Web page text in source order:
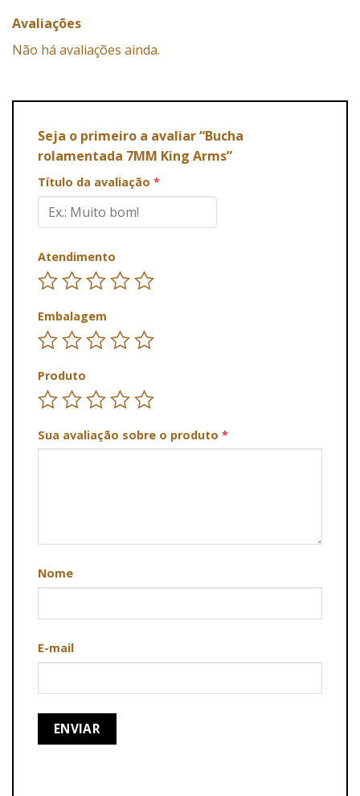
Avaliações
Não há avaliações ainda.
Seja o primeiro a avaliar “Bucha
rolamentada 7MM King Arms”
Título da avaliação *
Atendimento
Embalagem
Produto
Sua avaliação sobre o produto *
Nome
E-mail